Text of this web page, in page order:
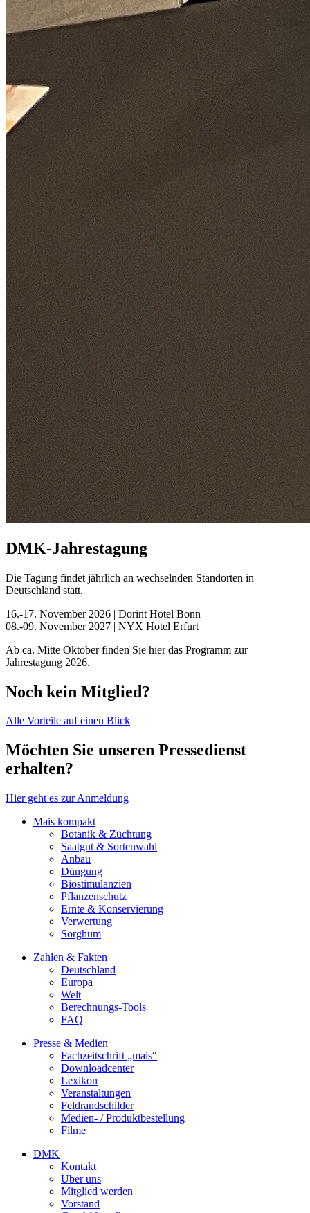
DMK-Jahrestagung
Die Tagung findet jährlich an wechselnden Standorten in
Deutschland statt.
16.-17. November 2026 | Dorint Hotel Bonn
08.-09. November 2027 | NYX Hotel Erfurt
Ab ca. Mitte Oktober finden Sie hier das Programm zur
Jahrestagung 2026.
Noch kein Mitglied?
Alle Vorteile auf einen Blick
Möchten Sie unseren Pressedienst
erhalten?
Hier geht es zur Anmeldung
Mais kompakt
Botanik & Züchtung
Saatgut & Sortenwahl
Anbau
Düngung
Biostimulanzien
Pflanzenschutz
Ernte & Konservierung
Verwertung
Sorghum
Zahlen & Fakten
Deutschland
Europa
Welt
Berechnungs-Tools
FAQ
Presse & Medien
Fachzeitschrift „mais“
Downloadcenter
Lexikon
Veranstaltungen
Feldrandschilder
Medien- / Produktbestellung
Filme
DMK
Kontakt
Über uns
Mitglied werden
Vorstand